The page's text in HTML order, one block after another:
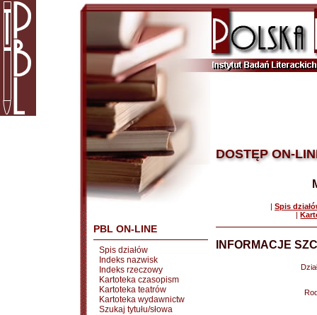
PBL ON-LINE
Spis działów
Indeks nazwisk
Indeks rzeczowy
Kartoteka czasopism
Kartoteka teatrów
Kartoteka wydawnictw
Szukaj tytułu/słowa
DOSTĘP ON-
| Spis
|
INFORMACJE